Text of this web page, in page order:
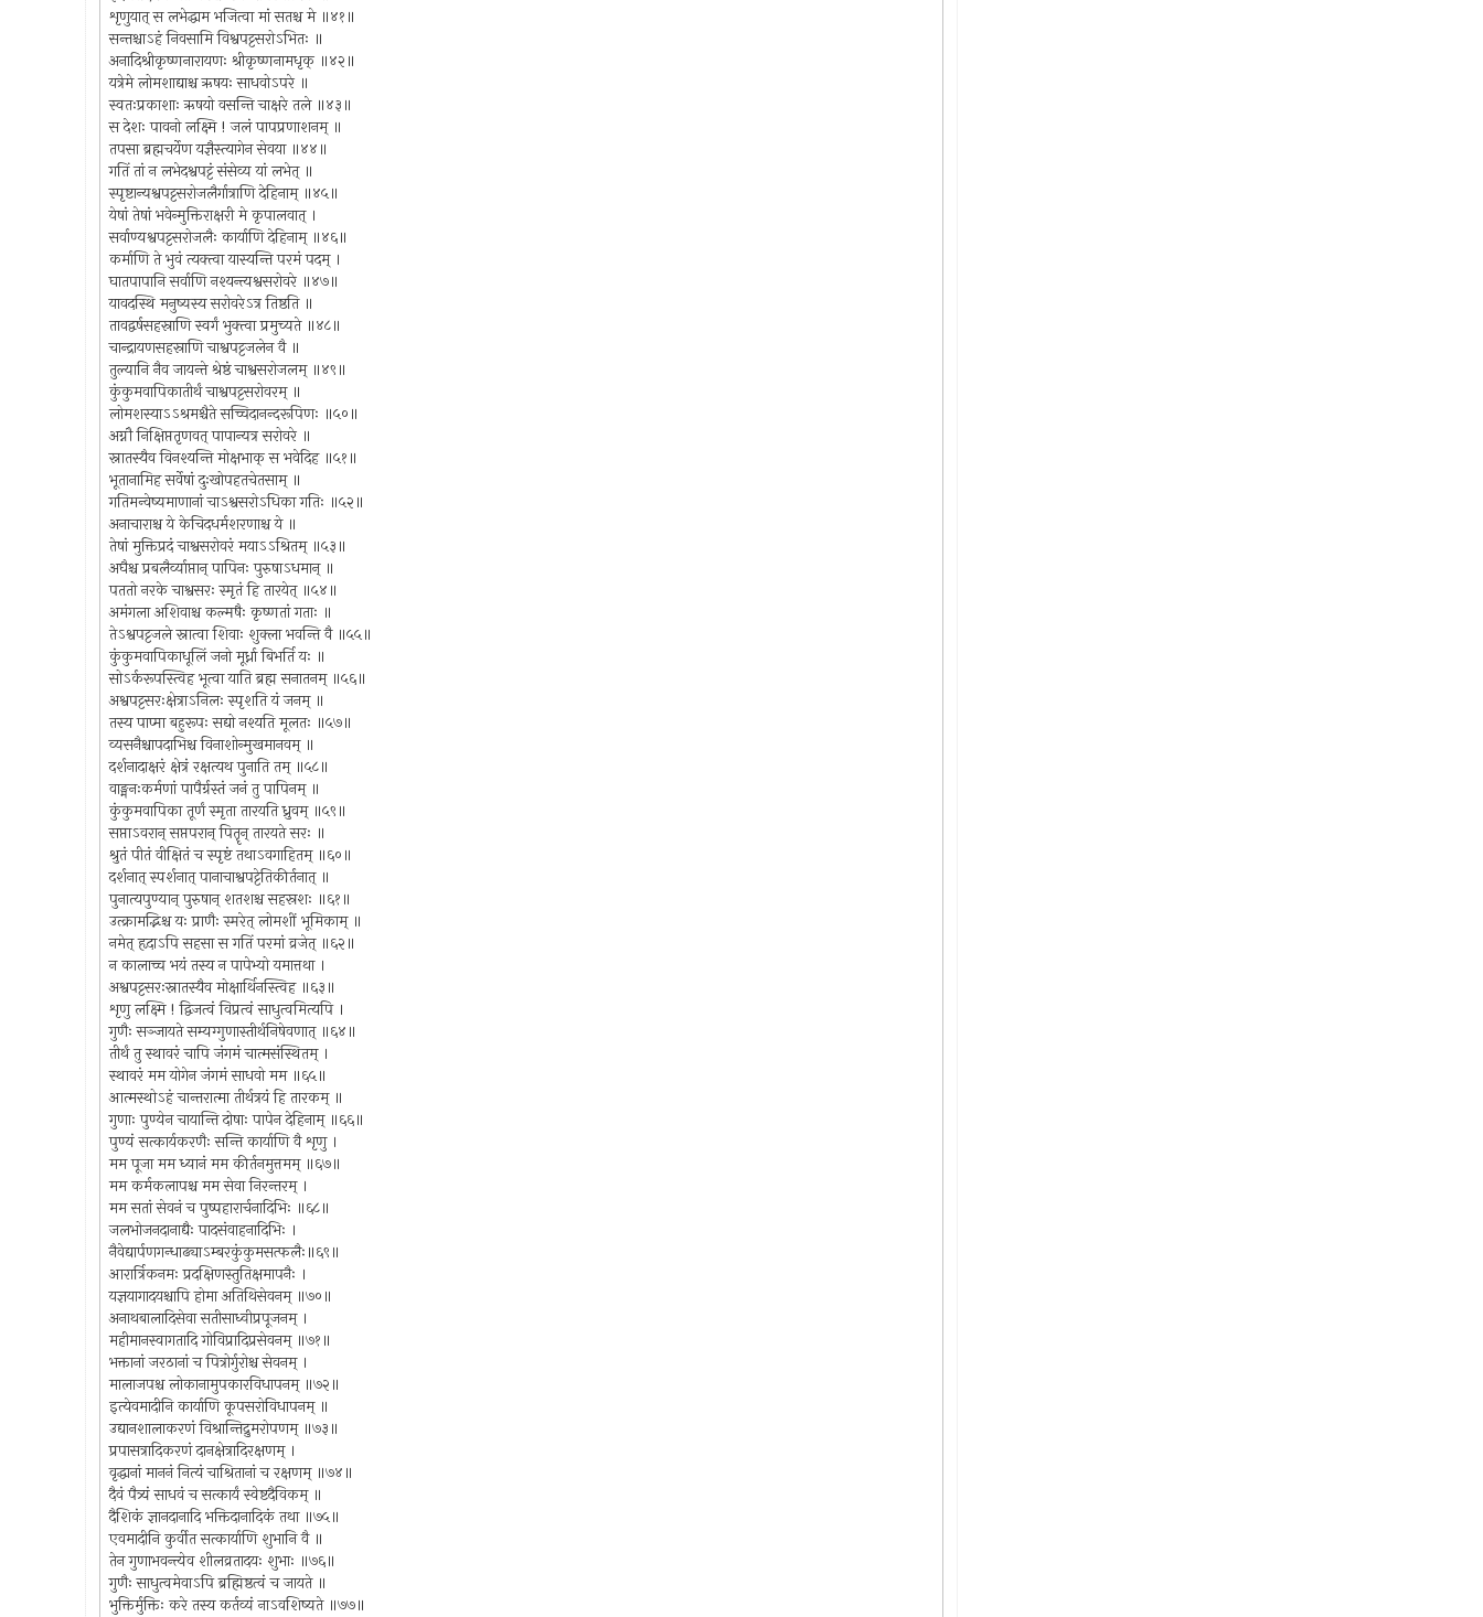
शृणुयात् स लभेद्धाम भजित्वा मां सतश्च मे ॥४१॥
सन्तश्चाऽहं निवसामि विश्वपट्टसरोऽभितः ॥
अनादिश्रीकृष्णनारायणः श्रीकृष्णनामधृक् ॥४२॥
यत्रेमे लोमशाद्याश्च ऋषयः साधवोऽपरे ॥
स्वतःप्रकाशाः ऋषयो वसन्ति चाक्षरे तले ॥४३॥
स देशः पावनो लक्ष्मि ! जलं पापप्रणाशनम् ॥
तपसा ब्रह्मचर्येण यज्ञैस्त्यागेन सेवया ॥४४॥
गतिं तां न लभेदश्वपट्टं संसेव्य यां लभेत् ॥
स्पृष्टान्यश्वपट्टसरोजलैर्गात्राणि देहिनाम् ॥४५॥
येषां तेषां भवेन्मुक्तिराक्षरी मे कृपालवात् ।
सर्वाण्यश्वपट्टसरोजलैः कार्याणि देहिनाम् ॥४६॥
कर्माणि ते भुवं त्यक्त्वा यास्यन्ति परमं पदम् ।
घातपापानि सर्वाणि नश्यन्त्यश्वसरोवरे ॥४७॥
यावदस्थि मनुष्यस्य सरोवरेऽत्र तिष्ठति ॥
तावद्वर्षसहस्राणि स्वर्गं भुक्त्वा प्रमुच्यते ॥४८॥
चान्द्रायणसहस्राणि चाश्वपट्टजलेन वै ॥
तुल्यानि नैव जायन्ते श्रेष्ठं चाश्वसरोजलम् ॥४९॥
कुंकुमवापिकातीर्थं चाश्वपट्टसरोवरम् ॥
लोमशस्याऽऽश्रमश्चैते सच्चिदानन्दरूपिणः ॥५०॥
अग्नौ निक्षिप्ततृणवत् पापान्यत्र सरोवरे ॥
स्नातस्यैव विनश्यन्ति मोक्षभाक् स भवेदिह ॥५१॥
भूतानामिह सर्वेषां दुःखोपहतचेतसाम् ॥
गतिमन्वेष्यमाणानां चाऽश्वसरोऽधिका गतिः ॥५२॥
अनाचाराश्च ये केचिदधर्मशरणाश्च ये ॥
तेषां मुक्तिप्रदं चाश्वसरोवरं मयाऽऽश्रितम् ॥५३॥
अघैश्च प्रबलैर्व्याप्तान् पापिनः पुरुषाऽधमान् ॥
पततो नरके चाश्वसरः स्मृतं हि तारयेत् ॥५४॥
अमंगला अशिवाश्च कल्मषैः कृष्णतां गताः ॥
तेऽश्वपट्टजले स्नात्वा शिवाः शुक्ला भवन्ति वै ॥५५॥
कुंकुमवापिकाधूलिं जनो मूर्ध्ना बिभर्ति यः ॥
सोऽर्करूपस्त्विह भूत्वा याति ब्रह्म सनातनम् ॥५६॥
अश्वपट्टसरःक्षेत्राऽनिलः स्पृशति यं जनम् ॥
तस्य पाप्मा बहुरूपः सद्यो नश्यति मूलतः ॥५७॥
व्यसनैश्चापदाभिश्च विनाशोन्मुखमानवम् ॥
दर्शनादाक्षरं क्षेत्रं रक्षत्यथ पुनाति तम् ॥५८॥
वाङ्मनःकर्मणां पापैर्ग्रस्तं जनं तु पापिनम् ॥
कुंकुमवापिका तूर्णं स्मृता तारयति ध्रुवम् ॥५९॥
सप्ताऽवरान् सप्तपरान् पितॄन् तारयते सरः ॥
श्रुतं पीतं वीक्षितं च स्पृष्टं तथाऽवगाहितम् ॥६०॥
दर्शनात् स्पर्शनात् पानाचाश्वपट्टेतिकीर्तनात् ॥
पुनात्यपुण्यान् पुरुषान् शतशश्च सहस्रशः ॥६१॥
उत्क्रामद्भिश्च यः प्राणैः स्मरेत् लोमशीं भूमिकाम् ॥
नमेत् हृदाऽपि सहसा स गतिं परमां व्रजेत् ॥६२॥
न कालाच्च भयं तस्य न पापेभ्यो यमात्तथा ।
अश्वपट्टसरःस्नातस्यैव मोक्षार्थिनस्त्विह ॥६३॥
शृणु लक्ष्मि ! द्विजत्वं विप्रत्वं साधुत्वमित्यपि ।
गुणैः सञ्जायते सम्यग्गुणास्तीर्थनिषेवणात् ॥६४॥
तीर्थं तु स्थावरं चापि जंगमं चात्मसंस्थितम् ।
स्थावरं मम योगेन जंगमं साधवो मम ॥६५॥
आत्मस्थोऽहं चान्तरात्मा तीर्थत्रयं हि तारकम् ॥
गुणाः पुण्येन चायान्ति दोषाः पापेन देहिनाम् ॥६६॥
पुण्यं सत्कार्यकरणैः सन्ति कार्याणि वै शृणु ।
मम पूजा मम ध्यानं मम कीर्तनमुत्तमम् ॥६७॥
मम कर्मकलापश्च मम सेवा निरन्तरम् ।
मम सतां सेवनं च पुष्पहारार्चनादिभिः ॥६८॥
जलभोजनदानाद्यैः पादसंवाहनादिभिः ।
नैवेद्यार्पणगन्धाढ्याऽम्बरकुंकुमसत्फलैः॥६९॥
आरार्त्रिकनमः प्रदक्षिणस्तुतिक्षमापनैः ।
यज्ञयागादयश्चापि होमा अतिथिसेवनम् ॥७०॥
अनाथबालादिसेवा सतीसाध्वीप्रपूजनम् ।
महीमानस्वागतादि गोविप्रादिप्रसेवनम् ॥७१॥
भक्तानां जरठानां च पित्रोर्गुरोश्च सेवनम् ।
मालाजपश्च लोकानामुपकारविधापनम् ॥७२॥
इत्येवमादीनि कार्याणि कूपसरोविधापनम् ॥
उद्यानशालाकरणं विश्रान्तिद्रुमरोपणम् ॥७३॥
प्रपासत्रादिकरणं दानक्षेत्रादिरक्षणम् ।
वृद्धानां माननं नित्यं चाश्रितानां च रक्षणम् ॥७४॥
दैवं पैत्र्यं साधवं च सत्कार्यं स्वेष्टदैविकम् ॥
दैशिकं ज्ञानदानादि भक्तिदानादिकं तथा ॥७५॥
एवमादीनि कुर्वीत सत्कार्याणि शुभानि वै ॥
तेन गुणाभवन्त्येव शीलव्रतादयः शुभाः ॥७६॥
गुणैः साधुत्वमेवाऽपि ब्रह्मिष्ठत्वं च जायते ॥
भुक्तिर्मुक्तिः करे तस्य कर्तव्यं नाऽवशिष्यते ॥७७॥